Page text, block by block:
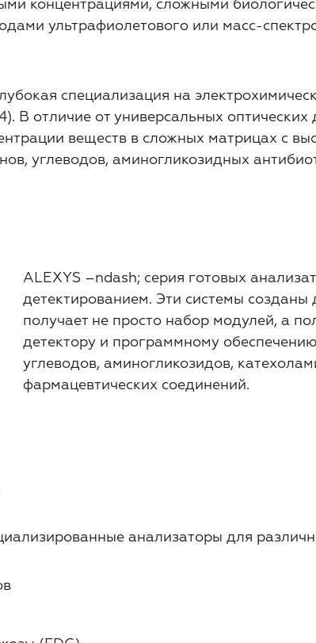
концентрациями, сложными
ультрафиолетового или масс-
специализация на
В отличие от универсальных
веществ в сложных матрицах с
углеводов, аминогликозидных
ALEXYS –ndash; серия готовых
детектированием. Эти системы
получает не просто набор модулей, а
детектору и программному
углеводов, аминогликозидов,
фармацевтических соединений.
анализаторы для